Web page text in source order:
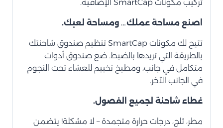
تركيب مكونات SmartCap الإضافية.
اصنع مساحة عملك… ومساحة لعبك.
تتيح لك مكونات SmartCap تنظيم صندوق شاحنتك
بالطريقة التي تريدها بالضبط. ضع صندوق أدوات
متكامل في جانب، ومطبخ تخييم للعشاء تحت النجوم
في الجانب الآخر.
غطاء شاحنة لجميع الفصول.
مطر، ثلج، درجات حرارة متجمدة – لا مشكلة! يتضمن